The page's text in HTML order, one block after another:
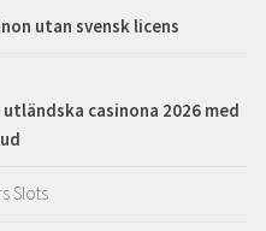
utan svensk licens
casinona 2026 med
Slots